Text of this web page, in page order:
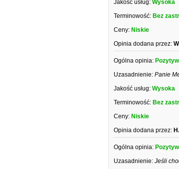
Jakość usług: Wysoka
Terminowość: Bez
Ceny: Niskie
Opinia dodana przez:
Ogólna opinia:
Uzasadnienie: Panie
Jakość usług: Wysoka
Terminowość: Bez
Ceny: Niskie
Opinia dodana przez:
Ogólna opinia:
Uzasadnienie: Jeśli